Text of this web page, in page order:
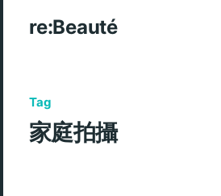
re:Beauté
Tag
家庭拍攝